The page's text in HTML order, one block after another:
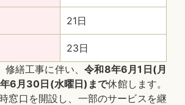
21日
23日
修繕工事に伴い、令和8年6月1日(月
6月30日(水曜日)まで休館します。
窓口を開設し、一部のサービスを継